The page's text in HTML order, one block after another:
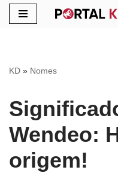
conteúdo
KD » Nomes
Wendeo:
origem!